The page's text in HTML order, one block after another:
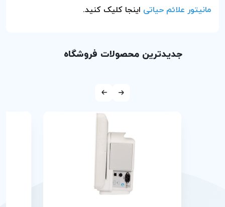
مانیتور علائم حیاتی اینجا کلیک کنید.
جدیدترین محصولات فروشگاه